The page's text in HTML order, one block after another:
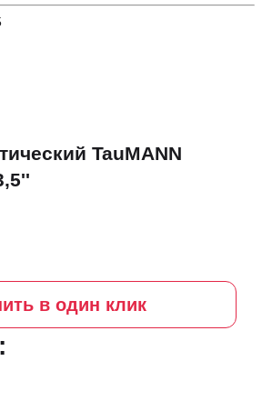
TauMANN
в один клик